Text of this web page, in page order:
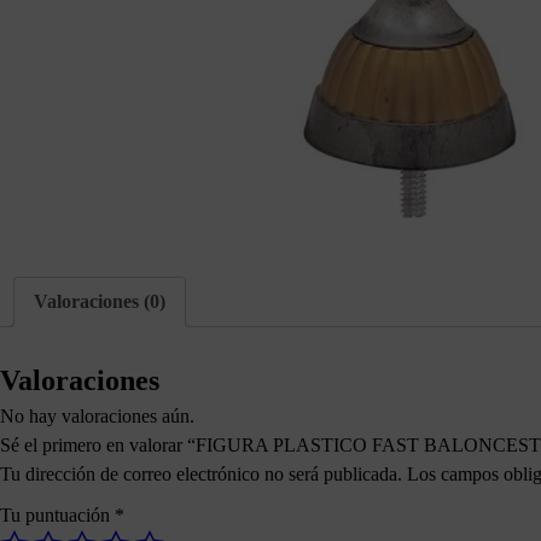
Valoraciones (0)
Valoraciones
No hay valoraciones aún.
Sé el primero en valorar “FIGURA PLASTICO FAST
Tu dirección de correo electrónico no será publicada. Los campos
Tu puntuación *